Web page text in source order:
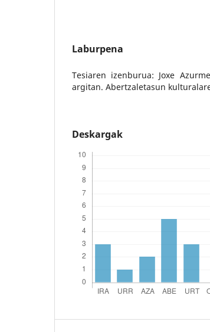
Laburpena
Tesiaren izenburua: Joxe
argitan. Abertzaletasun
Deskargak